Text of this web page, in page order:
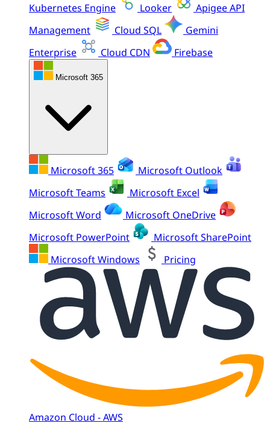
Kubernetes Engine
Looker
Apigee API
Management
Cloud SQL
Gemini
Enterprise
Cloud CDN Firebase
Microsoft 365
Microsoft 365
Microsoft Outlook
Microsoft Teams
Microsoft Excel
Microsoft Word
Microsoft OneDrive
Microsoft PowerPoint
Microsoft SharePoint
Microsoft Windows
Pricing
Amazon Cloud - AWS